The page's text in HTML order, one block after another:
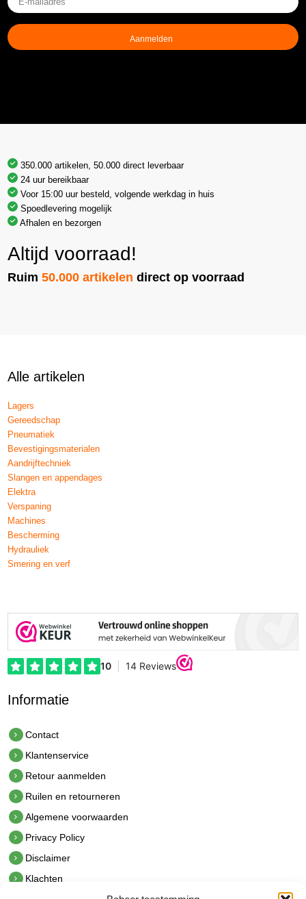
mailadres
(Vereist)
350.000 artikelen, 50.000 direct leverbaar
24 uur bereikbaar
Voor 15:00 uur besteld, volgende werkdag in huis
Spoedlevering mogelijk
Afhalen en bezorgen
Altijd voorraad!
Ruim 50.000 artikelen direct op voorraad
Alle artikelen
Lagers
Gereedschap
Pneumatiek
Bevestigingsmaterialen
Aandrijftechniek
Slangen en appendages
Elektra
Verspaning
Machines
Bescherming
Hydrauliek
Smering en verf
Informatie
Contact
Klantenservice
Retour aanmelden
Ruilen en retourneren
Algemene voorwaarden
Privacy Policy
Disclaimer
Klachten